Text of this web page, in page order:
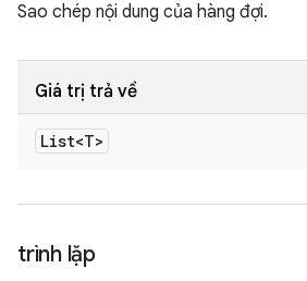
Sao chép nội dung của hàng đợi.
Giá trị trả về
List<T>
trình lặp